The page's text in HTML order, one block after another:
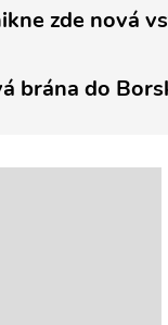
zde nová
brána do